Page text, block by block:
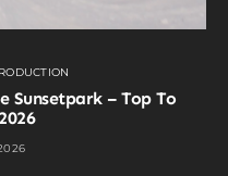
Sunsetpark – Top To